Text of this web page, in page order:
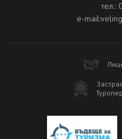
тел.:
e-